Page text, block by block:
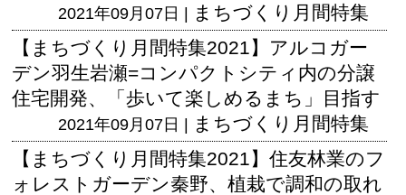
2021年09月07日 | まちづくり月間特集
【まちづくり月間特集2021】アルコガー
デン羽生岩瀬=コンパクトシティ内の分譲
住宅開発、「歩いて楽しめるまち」目指す
2021年09月07日 | まちづくり月間特集
【まちづくり月間特集2021】住友林業のフ
ォレストガーデン秦野、植栽で調和の取れ